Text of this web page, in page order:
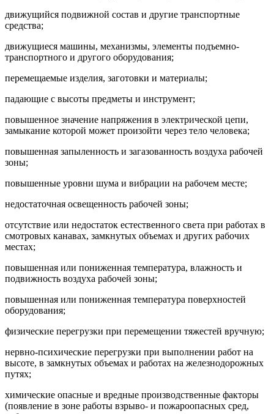
движущийся подвижной состав и другие транспортные
средства;
движущиеся машины, механизмы, элементы подъемно-
транспортного и другого оборудования;
перемещаемые изделия, заготовки и материалы;
падающие с высоты предметы и инструмент;
повышенное значение напряжения в электрической цепи,
замыкание которой может произойти через тело человека;
повышенная запыленность и загазованность воздуха рабочей
зоны;
повышенные уровни шума и вибрации на рабочем месте;
недостаточная освещенность рабочей зоны;
отсутствие или недостаток естественного света при работах в
смотровых канавах, замкнутых объемах и других рабочих
местах;
повышенная или пониженная температура, влажность и
подвижность воздуха рабочей зоны;
повышенная или пониженная температура поверхностей
оборудования;
физические перегрузки при перемещении тяжестей вручную;
нервно-психические перегрузки при выполнении работ на
высоте, в замкнутых объемах и работах на железнодорожных
путях;
химические опасные и вредные производственные факторы
(появление в зоне работы взрыво- и пожароопасных сред,